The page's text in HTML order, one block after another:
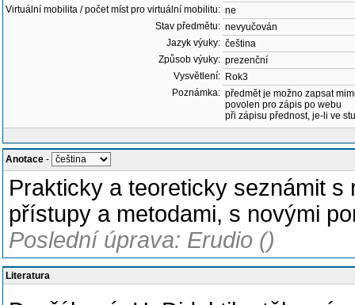
Virtuální mobilita / počet míst pro virtuální mobilitu: ne
Stav předmětu: nevyučován
Jazyk výuky: čeština
Způsob výuky: prezenční
Vysvětlení: Rok3
Poznámka: předmět je možno zapsat
povolen pro zápis po webu
při zápisu přednost, je-li ve
Anotace -
Prakticky a teoreticky seznámit s
přístupy a metodami, s novými
Poslední úprava: Erudio ()
Literatura